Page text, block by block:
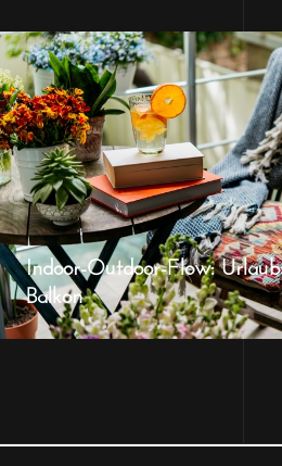
Indoor-Outdoor-Flow:
Balkon